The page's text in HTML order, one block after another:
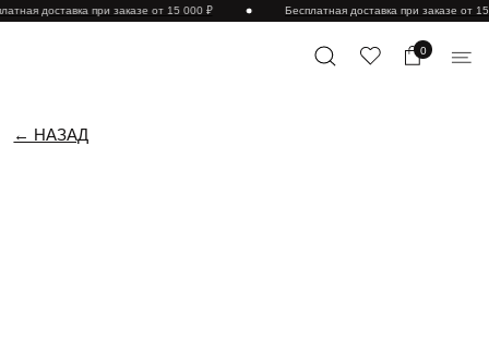
доставка при заказе от 15 000 ₽ Бесплатная доставка при заказе от